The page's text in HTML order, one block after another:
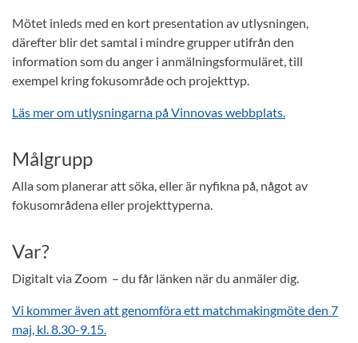
Mötet inleds med en kort presentation av utlysningen,
därefter blir det samtal i mindre grupper utifrån den
information som du anger i anmälningsformuläret, till
exempel kring fokusområde och projekttyp.
Läs mer om utlysningarna på Vinnovas webbplats.
Målgrupp
Alla som planerar att söka, eller är nyfikna på, något av
fokusområdena eller projekttyperna.
Var?
Digitalt via Zoom – du får länken när du anmäler dig.
Vi kommer även att genomföra ett matchmakingmöte den 7
maj, kl. 8.30-9.15.